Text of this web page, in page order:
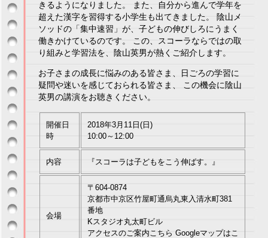
きるようになりました。 また、自分から進んで学年を
超えた漢字を習得する小学生も出てきました。 陰山メ
ソッドの「集中速習」が、子どもの伸びしろにうまく
働きかけているのです。 この、スコーラならではの取
り組みと学習法を、陰山英男が熱くご紹介します。
お子さまの成長に悩みのある皆さま、日ごろの学習に
疑問や迷いを感じておられる皆さま、 この機会に陰山
英男の講演をお聴きください。
開催日
時
2018年3月11日(日)
10:00～12:00
内容 『スコーラは子どもをこう伸ばす。』
会場
〒604-0874
京都市中京区竹屋町通烏丸東入清水町381
番地
Kスタジオ丸太町ビル
アクセスのご案内こちら Googleマップはこ